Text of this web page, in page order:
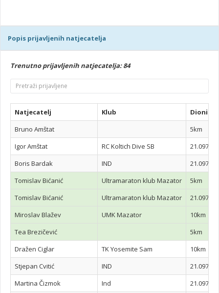
Popis prijavljenih natjecatelja
Trenutno prijavljenih natjecatelja: 84
Natjecatelj Klub
Dionica
Bruno Amštat
5km
Igor Amštat
RC Koltich Dive SB
21.097 km
Boris Bardak
IND
21.097 km
Tomislav Bićanić
Ultramaraton klub Mazator
5km
Tomislav Bićanić
Ultramaraton klub Mazator
21.097 km
Miroslav Blažev
UMK Mazator
10km
Tea Brezičević
5km
Dražen Ciglar
TK Yosemite Sam
10km
Stjepan Cvitić
IND
21.097 km
Martina Čizmok
Ind
21.097 km